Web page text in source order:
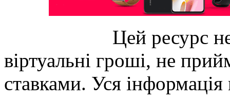
Цей ресурс
віртуальні гроші, не
ставками. Уся